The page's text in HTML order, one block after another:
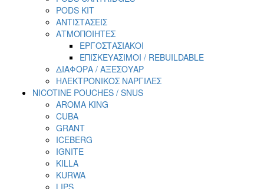
PODS KIT
ΑΝΤΙΣΤΑΣΕΙΣ
ΑΤΜΟΠΟΙΗΤΕΣ
ΕΡΓΟΣΤΑΣΙΑΚΟΙ
ΕΠΙΣΚΕΥΑΣΙΜΟΙ / REBUILDABLE
ΔΙΑΦΟΡΑ / ΑΞΕΣΟΥΑΡ
ΗΛΕΚΤΡΟΝΙΚΟΣ ΝΑΡΓΙΛΕΣ
NICOTINE POUCHES / SNUS
AROMA KING
CUBA
GRANT
ICEBERG
IGNITE
KILLA
KURWA
LIPS